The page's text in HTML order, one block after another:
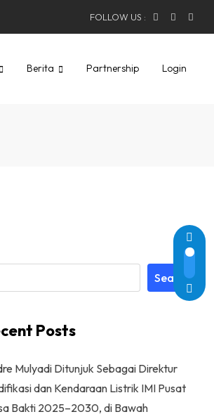
FOLLOW US :
Berita Partnership Login
Search
Posts
Mulyadi Ditunjuk Sebagai Direktur
dan Kendaraan Listrik IMI Pusat
Bakti 2025–2030, di Bawah